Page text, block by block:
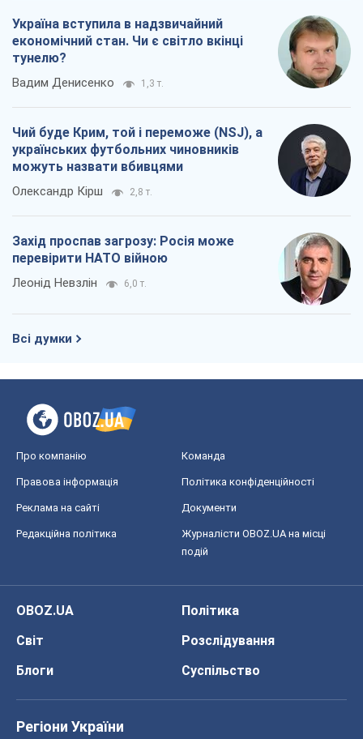
Україна вступила в надзвичайний
економічний стан. Чи є світло вкінці
тунелю?
Вадим Денисенко 1,3 т.
Чий буде Крим, той і переможе (NSJ), а
українських футбольних чиновників
можуть назвати вбивцями
Олександр Кірш 2,8 т.
Захід проспав загрозу: Росія може
перевірити НАТО війною
Леонід Невзлін 6,0 т.
Всі думки
Про компанію Команда
Правова інформація Політика конфіденційності
Реклама на сайті Документи
Редакційна політика
Журналісти OBOZ.UA на місці
подій
OBOZ.UA
Політика
Світ
Розслідування
Блоги
Суспільство
Регіони України